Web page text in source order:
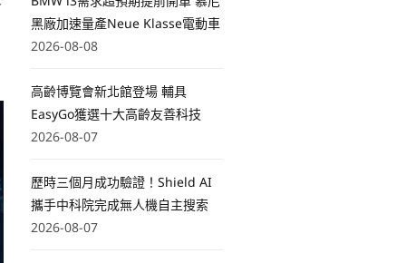
黑廠加速量產Neue Klasse電動車
2026-08-08
高齡博覽會新北館登場 輔具
EasyGo獲選十大高齡友善科技
2026-08-07
歷時三個月成功驗證！Shield AI
攜手中科院完成無人機自主搜索
2026-08-07